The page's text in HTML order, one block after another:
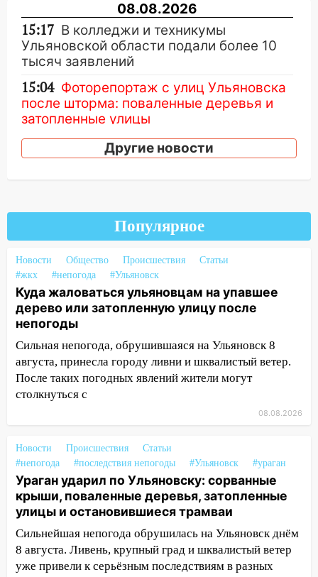
08.08.2026
15:17 В колледжи и техникумы
Ульяновской области подали более 10
тысяч заявлений
15:04 Фоторепортаж с улиц Ульяновска
после шторма: поваленные деревья и
затопленные улицы
14:28
Ураган вырвал остановку на улице
Деева в Заволжье
дождавшись коммунальщиков
14:16 Шторм продолжает ломать город:
на улице Любови Шевцовой рухнул
светофор
14:14 Студента из Ульяновска обманули
мошенники под видом преподавателя
14:12 Куда жаловаться ульяновцам на
упавшее дерево или затопленную улицу
после непогоды
13:59 В Новом городе ураганным
13:54
В мэрии Ульяновска рассказали,
как устраняют последствия мощного
шторма
13:49 Стихия продолжает крушить
Ульяновск: дерево рухнуло на дом на
Орджоникидзе
Другие новости
Популярное
Новости Общество Происшествия
Статьи
#жкх
#непогода #Ульяновск
Куда жаловаться ульяновцам на упавшее
дерево или затопленную улицу после
непогоды
Сильная непогода, обрушившаяся на Ульяновск 8
августа, принесла городу ливни и шквалистый ветер.
После таких погодных явлений жители могут
столкнуться с
08.08.2026
Новости Происшествия
Статьи
#непогода
#последствия непогоды #Ульяновск #ураган
Ураган ударил по Ульяновску: сорванные
крыши, поваленные деревья, затопленные
улицы и остановившиеся трамваи
Сильнейшая непогода обрушилась на Ульяновск днём
8 августа. Ливень, крупный град и шквалистый ветер
уже привели к серьёзным последствиям в разных